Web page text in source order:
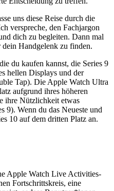
uns diese Reise durch die
verspreche, den Fachjargon
dich zu begleiten. Dann mal
Handgelenk zu finden.
du kaufen kannst, die Series 9
hellen Displays und der
Tap). Die Apple Watch Ultra
aufgrund ihres höheren
ihre Nützlichkeit etwas
9). Wenn du das Neueste und
10 auf dem dritten Platz an.
Apple Watch Live Activities-
Fortschrittskreis, eine